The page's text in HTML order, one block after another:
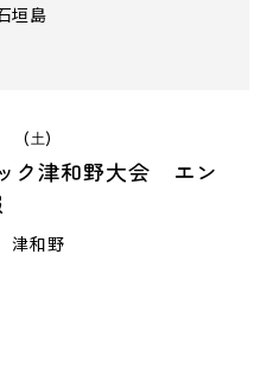
垣島
(土)
ク津和野大会 エン
津和野